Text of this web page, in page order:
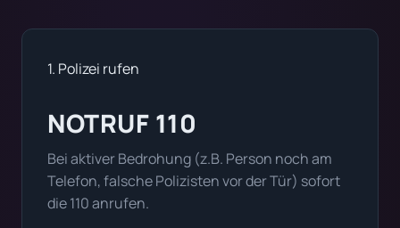
1. Polizei rufen
NOTRUF 110
Bei aktiver Bedrohung (z.B. Person noch am
Telefon, falsche Polizisten vor der Tür) sofort
die 110 anrufen.